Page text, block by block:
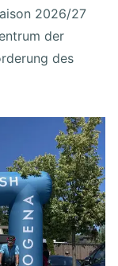
2026/27
der
des